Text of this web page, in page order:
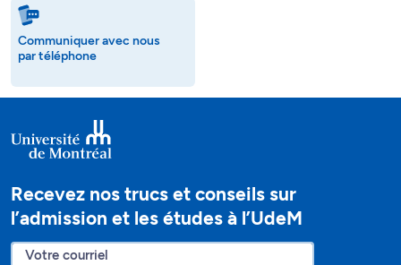
Communiquer avec nous
par téléphone
Recevez nos trucs et conseils sur
l’admission et les études à l’UdeM